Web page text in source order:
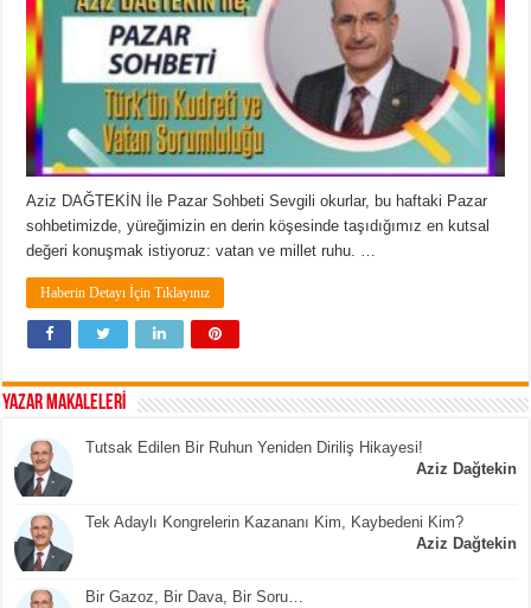
Aziz DAĞTEKİN İle Pazar Sohbeti Sevgili okurlar, bu haftaki Pazar
sohbetimizde, yüreğimizin en derin köşesinde taşıdığımız en kutsal
değeri konuşmak istiyoruz: vatan ve millet ruhu. …
Haberin Detayı İçin Tıklayınız
YAZAR MAKALELERİ
Tutsak Edilen Bir Ruhun Yeniden Diriliş Hikayesi!
Aziz Dağtekin
Tek Adaylı Kongrelerin Kazananı Kim, Kaybedeni Kim?
Aziz Dağtekin
Bir Gazoz, Bir Dava, Bir Soru…